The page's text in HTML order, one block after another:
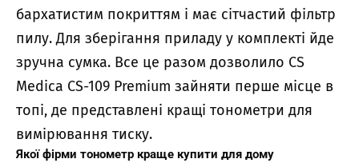
бархатистим покриттям і має сітчастий фільтр
пилу. Для зберігання приладу у комплекті йде
зручна сумка. Все це разом дозволило CS
Medica CS-109 Premium зайняти перше місце в
топі, де представлені кращі тонометри для
вимірювання тиску.
Якої фірми тонометр краще купити для дому